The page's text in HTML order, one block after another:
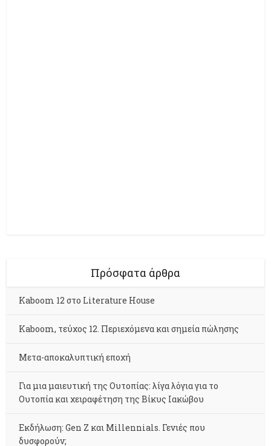
Πρόσφατα άρθρα
Kaboom 12 στο Literature House
Kaboom, τεύχος 12. Περιεχόμενα και σημεία πώλησης
Μετα-αποκαλυπτική εποχή
Για μια μαιευτική της Ουτοπίας: λίγα λόγια για το
Ουτοπία και χειραφέτηση της Βίκυς Ιακώβου
Εκδήλωση: Gen Z και Millennials. Γενιές που
δυσφορούν;